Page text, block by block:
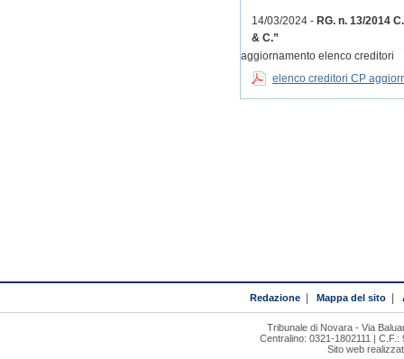
14/03/2024 - RG. n. 13/2014
& C.”
aggiornamento elenco creditori
elenco creditori CP
Redazione| Mappa del sito|
Tribunale di Novara - Via
Centralino: 0321-1802111 |
Sito web